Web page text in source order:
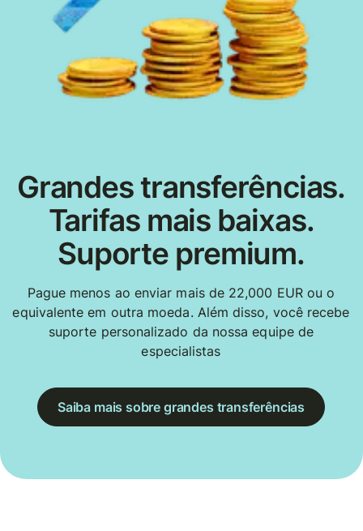
Grandes transferências.
Tarifas mais baixas.
Suporte premium.
Pague menos ao enviar mais de 22,000 EUR ou o
equivalente em outra moeda. Além disso, você recebe
suporte personalizado da nossa equipe de
especialistas
Saiba mais sobre grandes transferências